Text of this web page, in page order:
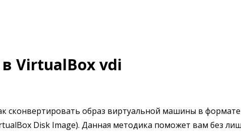
VirtualBox vdi
сконвертировать образ виртуальной машины в
Disk Image). Данная методика поможет вам без